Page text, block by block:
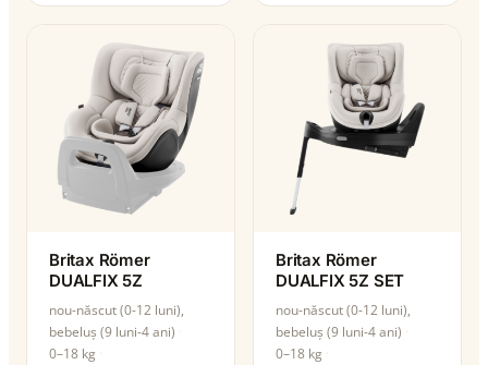
Britax Römer
DUALFIX 5Z
nou-născut (0-12 luni),
bebeluș (9 luni-4 ani)
0–18 kg
Britax Römer
DUALFIX 5Z SET
nou-născut (0-12 luni),
bebeluș (9 luni-4 ani)
0–18 kg